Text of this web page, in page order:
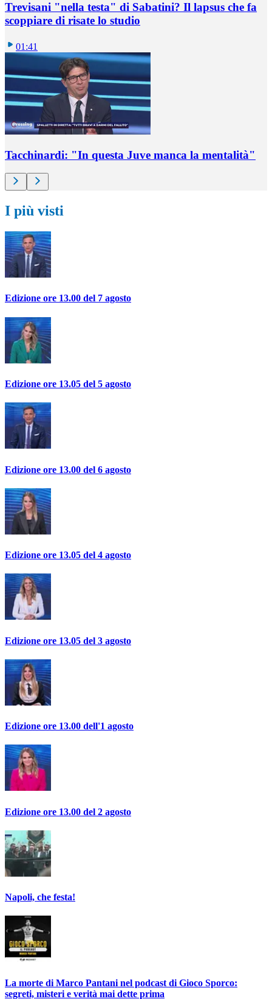
Trevisani "nella testa" di Sabatini? Il lapsus che fa
scoppiare di risate lo studio
01:41
Tacchinardi: "In questa Juve manca la mentalità"
I più visti
Edizione ore 13.00 del 7 agosto
Edizione ore 13.05 del 5 agosto
Edizione ore 13.00 del 6 agosto
Edizione ore 13.05 del 4 agosto
Edizione ore 13.05 del 3 agosto
Edizione ore 13.00 dell'1 agosto
Edizione ore 13.00 del 2 agosto
Napoli, che festa!
La morte di Marco Pantani nel podcast di Gioco Sporco:
segreti, misteri e verità mai dette prima